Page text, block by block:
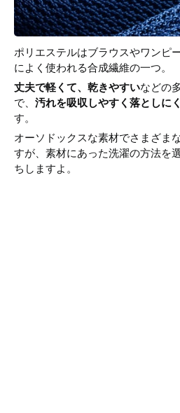
ポリエステルはブラウスやワンピ
によく使われる合成繊維の一つ。
丈夫で軽くて、乾きやすいなどの
で、 汚れを吸収しやすく落としに
す。
オーソドックスな素材でさまざま
すが、素材にあった洗濯の方法を
ちしますよ。